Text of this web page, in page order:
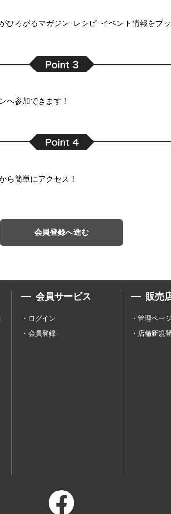
ひろがるマガジン･レシピ･イベント情報をブ
へ参加できます！
ら簡単にアクセス！
会員登録へ進む
会員サービス
ログイン
会員登録
販売
管理ペー
店舗新規